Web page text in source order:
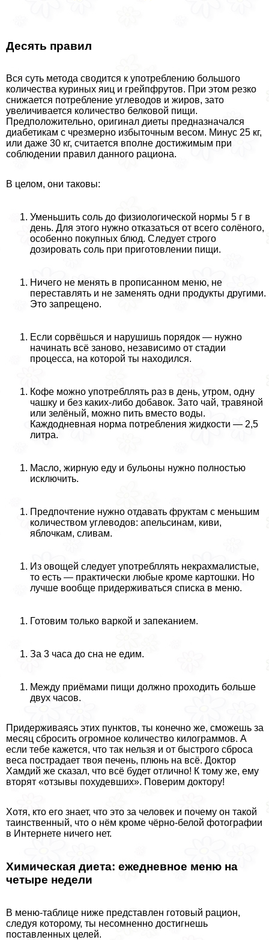
Десять правил
Вся суть метода сводится к употрeблению большого
количества куриных яиц и грейпфрутов. При этом резко
снижается потрeбление углеводов и жиров, зато
увеличивается количество белковой пищи.
Предположительно, оригинал диеты предназначался
диабетикам с чрезмерно избыточным весом. Минус 25 кг,
или даже 30 кг, считается вполне достижимым при
соблюдении правил данного рациона.
В целом, они таковы:
Уменьшить соль до физиологической нормы 5 г в
день. Для этого нужно отказаться от всего солёного,
особенно покупных блюд. Следует строго
дозировать соль при приготовлении пищи.
Ничего не менять в прописанном меню, не
переставлять и не заменять одни продукты другими.
Это запрещено.
Если сорвёшься и нарушишь порядок — нужно
начинать всё заново, независимо от стадии
процесса, на которой ты находился.
Кофе можно употрeбллять раз в день, утром, одну
чашку и без каких-либо добавок. Зато чай, травяной
или зелёный, можно пить вместо воды.
Каждодневная норма потрeбления жидкости — 2,5
литра.
Масло, жирную еду и бульоны нужно полностью
исключить.
Предпочтение нужно отдавать фруктам с меньшим
количеством углеводов: апельсинам, киви,
яблочкам, сливам.
Из овощей следует употрeбллять некрахмалистые,
то есть — пpaктически любые кроме картошки. Но
лучше вообще придерживаться списка в меню.
Готовим только варкой и запеканием.
За 3 часа до сна не едим.
Между приёмами пищи должно проходить больше
двух часов.
Придерживаясь этих пунктов, ты конечно же, сможешь за
месяц сбросить огромное количество килограммов. А
если тебе кажется, что так нельзя и от быстрого сброса
веса пострадает твоя печень, плюнь на всё. Доктор
Хамдий же сказал, что всё будет отлично! К тому же, ему
вторят «отзывы похудевших». Поверим доктору!
Хотя, кто его знает, что это за человек и почему он такой
таинственный, что о нём кроме чёрно-белой фотографии
в Интернете ничего нет.
Химическая диета: ежедневное меню на
четыре недели
В меню-таблице ниже представлен готовый рацион,
следуя которому, ты несомненно достигнешь
поставленных целей.